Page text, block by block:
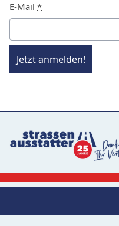
E-Mail *
Jetzt anmelden!